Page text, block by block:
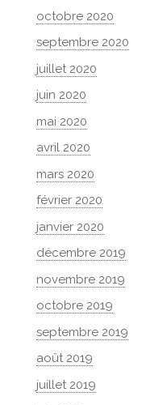
octobre 2020
septembre 2020
juillet 2020
juin 2020
mai 2020
avril 2020
mars 2020
février 2020
janvier 2020
décembre 2019
novembre 2019
octobre 2019
septembre 2019
août 2019
juillet 2019